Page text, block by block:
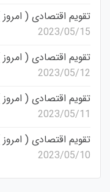
تقویم اقتصادی ( امروز )
2023/05/15
تقویم اقتصادی ( امروز )
2023/05/12
تقویم اقتصادی ( امروز )
2023/05/11
تقویم اقتصادی ( امروز )
2023/05/10